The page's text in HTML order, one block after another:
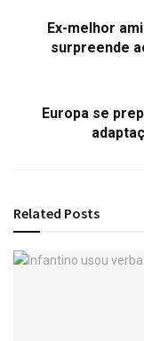
Ex-melhor
surpreende
Europa se
Related Posts